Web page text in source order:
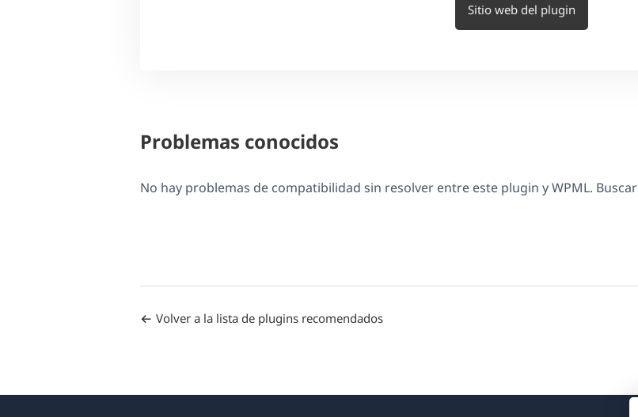
Sitio web del plugin
Problemas conocidos
No hay problemas de compatibilidad sin resolver entre este plugin y WPML. Buscar
Volver a la lista de plugins recomendados